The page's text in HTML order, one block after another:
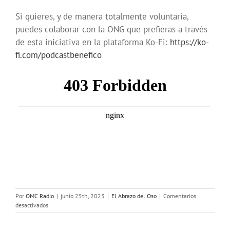
Si quieres, y de manera totalmente voluntaria,
puedes colaborar con la ONG que prefieras a través
de esta iniciativa en la plataforma Ko-Fi: https://ko-
fi.com/podcastbenefico
Por OMC Radio | junio 25th, 2023 | El Abrazo del Oso | Comentarios
desactivadosen
Podcast